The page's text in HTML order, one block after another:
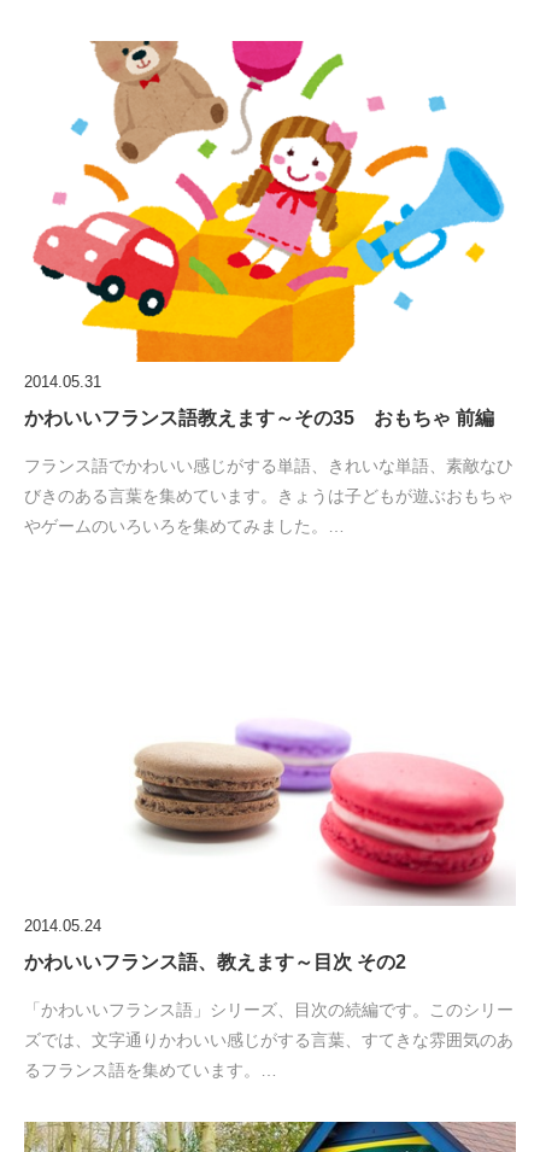
2014.05.31
かわいいフランス語教えます～その35 おもちゃ 前編
フランス語でかわいい感じがする単語、きれいな単語、素敵なひ
びきのある言葉を集めています。きょうは子どもが遊ぶおもちゃ
やゲームのいろいろを集めてみました。…
2014.05.24
かわいいフランス語、教えます～目次 その2
「かわいいフランス語」シリーズ、目次の続編です。このシリー
ズでは、文字通りかわいい感じがする言葉、すてきな雰囲気のあ
るフランス語を集めています。…